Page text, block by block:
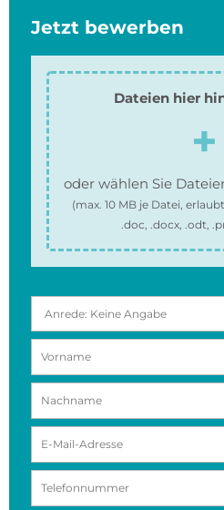
Jetzt bewerben
Dateien hier
oder wählen Sie
(max. 10 MBje Datei,
.doc, .docx, .odt,